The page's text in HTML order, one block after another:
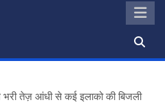
तेज़ आंधी से कई इलाको की बिजली